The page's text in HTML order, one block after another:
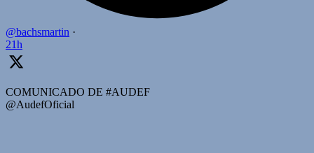
@bachsmartin ·
21h
COMUNICADO DE #AUDEF
@AudefOficial